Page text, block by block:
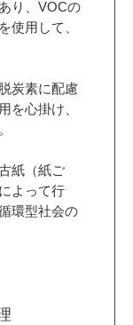
り、VOCの
使用して、
炭素に配慮
を心掛け、
紙（紙ご
よって行
環型社会の